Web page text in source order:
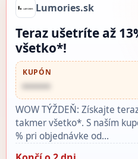
Lumories.sk
Teraz ušetríte až
všetko*!
KUPÓN
••••••
WOW TÝŽDEŇ: Získajte
takmer všetko*. S naším
% pri objednávke od…